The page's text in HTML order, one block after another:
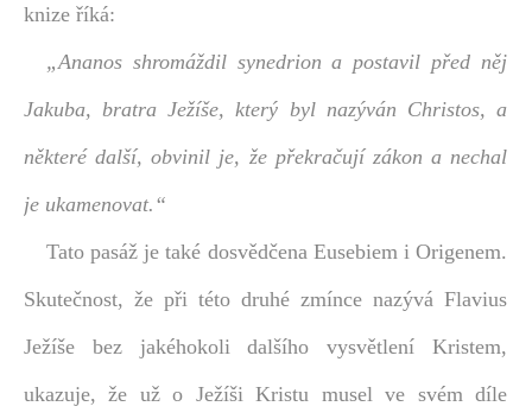
knize říká:
„Ananos shromáždil synedrion a postavil před něj
Jakuba, bratra Ježíše, který byl nazýván Christos, a
některé další, obvinil je, že překračují zákon a nechal
je ukamenovat.“
Tato pasáž je také dosvědčena Eusebiem i Origenem.
Skutečnost, že při této druhé zmínce nazývá Flavius
Ježíše bez jakéhokoli dalšího vysvětlení Kristem,
ukazuje, že už o Ježíši Kristu musel ve svém díle